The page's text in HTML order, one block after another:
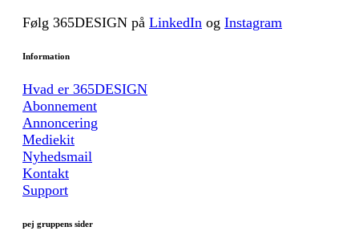
Følg 365DESIGN på LinkedIn og Instagram
Information
Hvad er 365DESIGN
Abonnement
Annoncering
Mediekit
Nyhedsmail
Kontakt
Support
pej gruppens sider